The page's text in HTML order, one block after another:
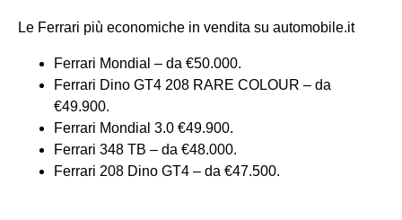
Le Ferrari più economiche in vendita su automobile.it
Ferrari Mondial – da €50.000.
Ferrari Dino GT4 208 RARE COLOUR – da
€49.900.
Ferrari Mondial 3.0 €49.900.
Ferrari 348 TB – da €48.000.
Ferrari 208 Dino GT4 – da €47.500.